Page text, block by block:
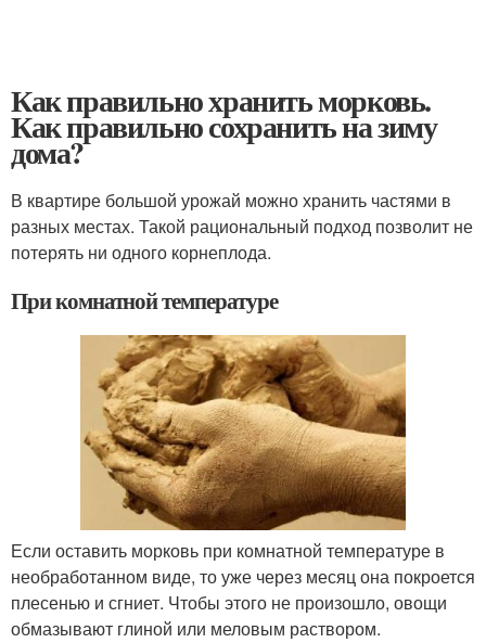
Как правильно хранить морковь.
Как правильно сохранить на зиму
дома?
В квартире большой урожай можно хранить частями в
разных местах. Такой рациональный подход позволит не
потерять ни одного корнеплода.
При комнатной температуре
Если оставить морковь при комнатной температуре в
необработанном виде, то уже через месяц она покроется
плесенью и сгниет. Чтобы этого не произошло, овощи
обмазывают глиной или меловым раствором.